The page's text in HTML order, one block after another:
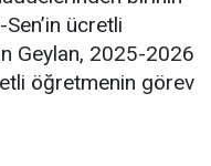
ücretli
Geylan, 2025-2026
öğretmenin görev